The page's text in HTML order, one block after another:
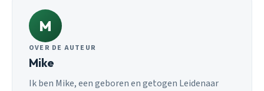
M
OVER DE AUTEUR
Mike
Ik ben Mike, een geboren en getogen Leidenaar